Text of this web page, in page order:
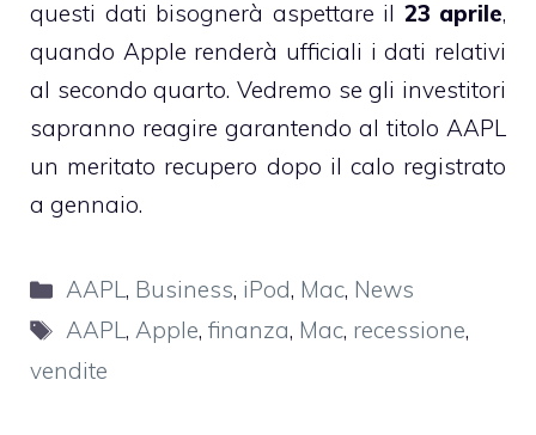
questi dati bisognerà aspettare il 23 aprile,
quando Apple renderà ufficiali i dati relativi
al secondo quarto. Vedremo se gli investitori
sapranno reagire garantendo al titolo AAPL
un meritato recupero dopo il calo registrato
a gennaio.
Categorie
AAPL, Business, iPod, Mac, News
Tag
AAPL,Apple,finanza, Mac, recessione,
vendite